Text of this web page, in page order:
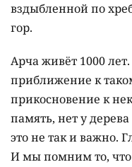
вздыбленной по
гор.
Арча живёт 1000
приближение к
прикосновение к
память, нет у
это не так и важно.
И мы помним то, что